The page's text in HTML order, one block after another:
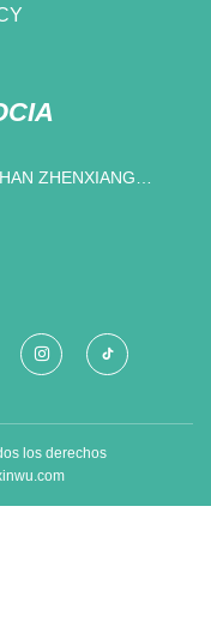
los derechos